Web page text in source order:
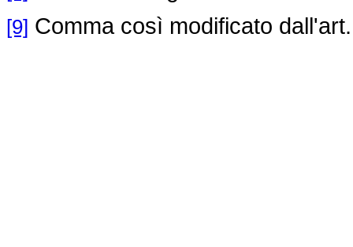
[9] Comma così modificato